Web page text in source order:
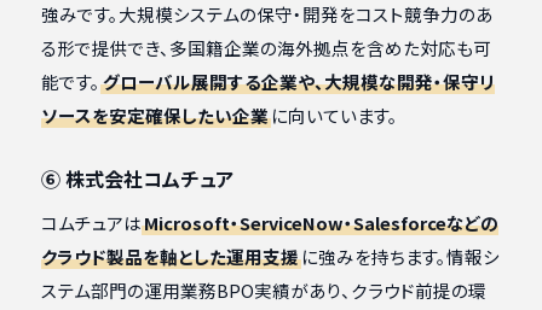
強みです。大規模システムの保守・開発をコスト競争力のあ
る形で提供でき、多国籍企業の海外拠点を含めた対応も可
能です。 グローバル展開する企業や、大規模な開発・保守リ
ソースを安定確保したい企業に向いています。
⑥ 株式会社コムチュア
コムチュアはMicrosoft・ServiceNow・Salesforceなどの
クラウド製品を軸とした運用支援に強みを持ちます。情報シ
ステム部門の運用業務BPO実績があり、クラウド前提の環